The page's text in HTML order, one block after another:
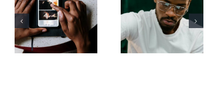
animar fotos
y crear
publicaciones
atractivas
avanzadas
para mejorar
la
comprensión